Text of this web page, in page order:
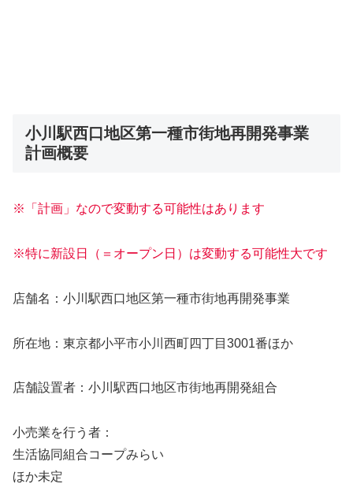
小川駅西口地区第一種市街地再開発事業
計画概要
※「計画」なので変動する可能性はあります
※特に新設日（＝オープン日）は変動する可能性大です
店舗名：小川駅西口地区第一種市街地再開発事業
所在地：東京都小平市小川西町四丁目3001番ほか
店舗設置者：小川駅西口地区市街地再開発組合
小売業を行う者：
生活協同組合コープみらい
ほか未定